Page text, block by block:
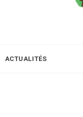
ACTUALITÉS